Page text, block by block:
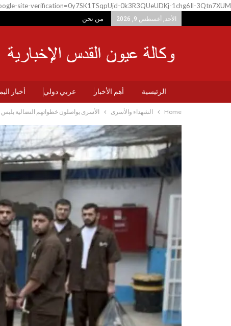
site-verification=0y7SK1TSqpUjd-0k3R3QUeUDKj-1chg6Il-3Qtn7XUM
الأحد, أغسطس 9, 2026 من نحن
الرئيسية أهم الأخبار عربي دولي أخبار
Home الشهداء والأسرى الأسرى يواصلون خطواتهم النضالية بلبس